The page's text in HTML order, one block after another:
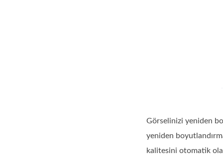
Görselinizi yeniden
yeniden
kalitesini otomatik